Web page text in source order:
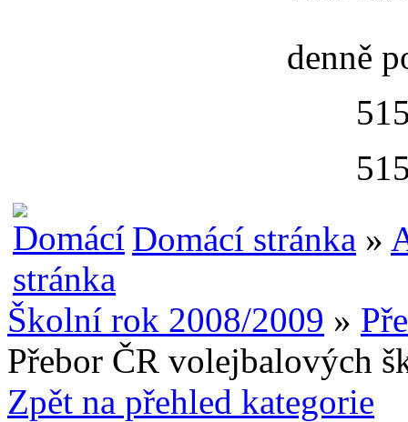
denně
Domácí stránka »
Školní rok 2008/2009 »
Přebor ČR volejbalových
Zpět na přehled kategorie